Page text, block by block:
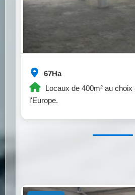
67Ha
Locaux de 400m² au
l'Europe.